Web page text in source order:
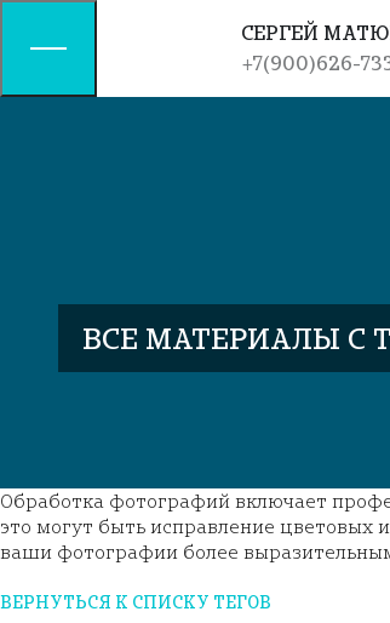
СЕРГЕЙ
+7(900)626-
ВСЕ МАТЕРИАЛЫ С
Обработка фотографий включает
это могут быть исправление цветовых
ваши фотографии более
ВЕРНУТЬСЯ К СПИСКУ ТЕГОВ